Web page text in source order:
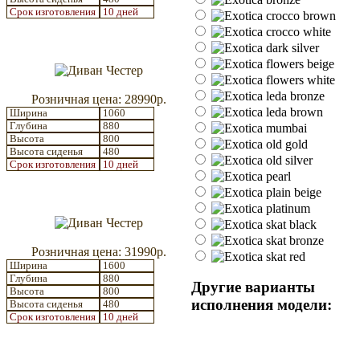
Срок изготовления
10 дней
Розничная цена: 28990р.
Ширина
1060
Глубина
880
Высота
800
Высота сиденья
480
Срок изготовления
10 дней
Розничная цена: 31990р.
Ширина
1600
Глубина
880
Высота
800
Высота сиденья
480
Срок изготовления
10 дней
Другие варианты
исполнения модели: